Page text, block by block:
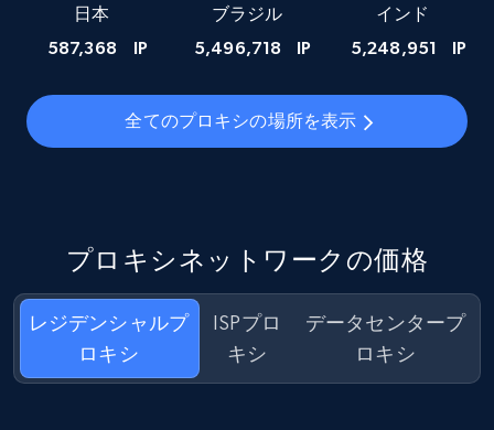
日本
587,368 IP
ブラジル
5,496,718 IP
インド
5,248,951 IP
全てのプロキシの場所を表示
プロキシネットワークの価格
レジデンシャルプ
ロキシ
ISPプロ
キシ
データセンタープ
ロキシ